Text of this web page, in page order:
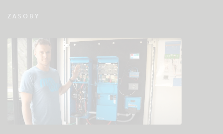
Sprawdź bazę wiedzy społeczności Victron
Ogólne pliki do pobrania i dokumentacja
ZASOBY